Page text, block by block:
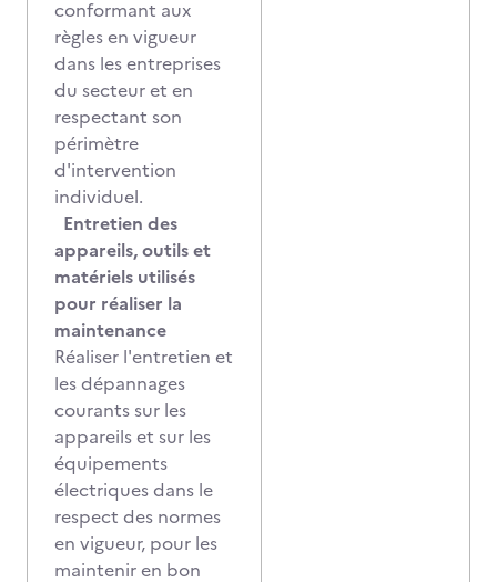
conformant aux
règles en vigueur
dans les entreprises
du secteur et en
respectant son
périmètre
d'intervention
individuel.
Entretien des
appareils, outils et
matériels utilisés
pour réaliser la
maintenance
Réaliser l'entretien et
les dépannages
courants sur les
appareils et sur les
équipements
électriques dans le
respect des normes
en vigueur, pour les
maintenir en bon